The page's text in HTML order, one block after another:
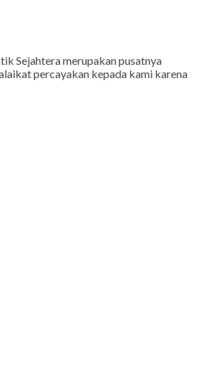
Sejahtera merupakan pusatnya
percayakan kepada kami karena